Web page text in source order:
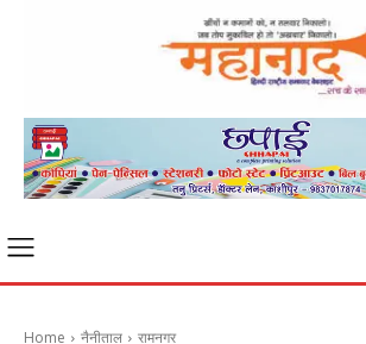
Home नैनीताल रामनगर